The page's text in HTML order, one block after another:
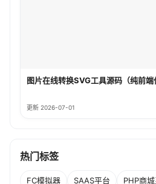
图片在线转换SVG工具源码（纯前端
更新 2026-07-01
热门标签
FC模拟器 SAAS平台 PHP商